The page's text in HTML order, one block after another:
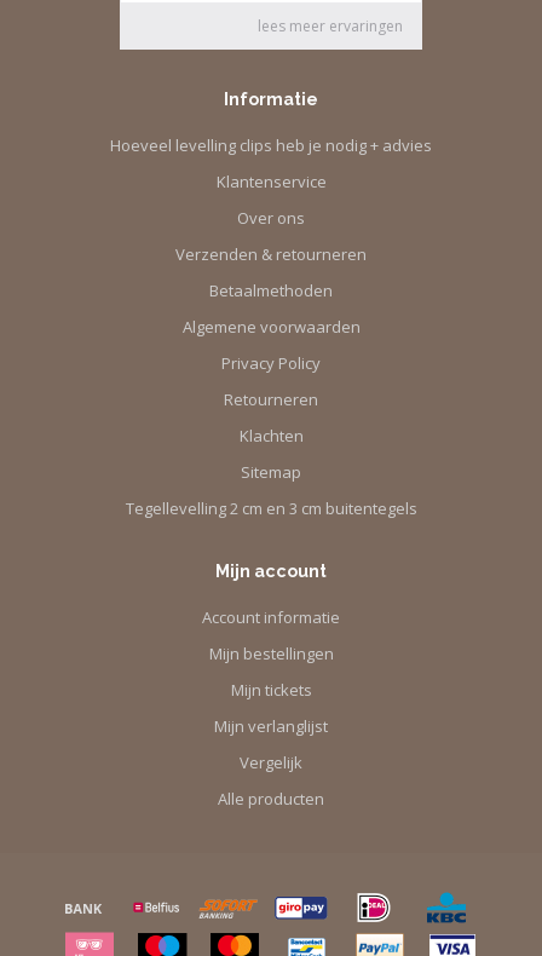
Informatie
Hoeveel levelling clips heb je nodig + advies
Klantenservice
Over ons
Verzenden & retourneren
Betaalmethoden
Algemene voorwaarden
Privacy Policy
Retourneren
Klachten
Sitemap
Tegellevelling 2 cm en 3 cm buitentegels
Mijn account
Account informatie
Mijn bestellingen
Mijn tickets
Mijn verlanglijst
Vergelijk
Alle producten